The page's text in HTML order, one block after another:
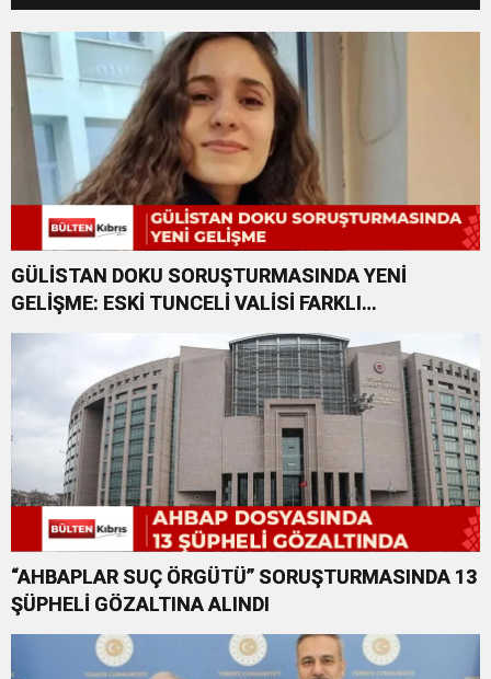
GÜLİSTAN DOKU SORUŞTURMASINDA YENİ
GELİŞME: ESKİ TUNCELİ VALİSİ FARKLI
SUÇLARDAN DA TUTUKLANDI
“AHBAPLAR SUÇ ÖRGÜTÜ” SORUŞTURMASINDA 13
ŞÜPHELİ GÖZALTINA ALINDI